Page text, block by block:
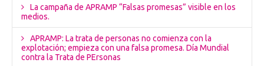
La campaña de APRAMP “Falsas promesas” visible en los
medios.
APRAMP: La trata de personas no comienza con la
explotación; empieza con una falsa promesa. Día Mundial
contra la Trata de PErsonas